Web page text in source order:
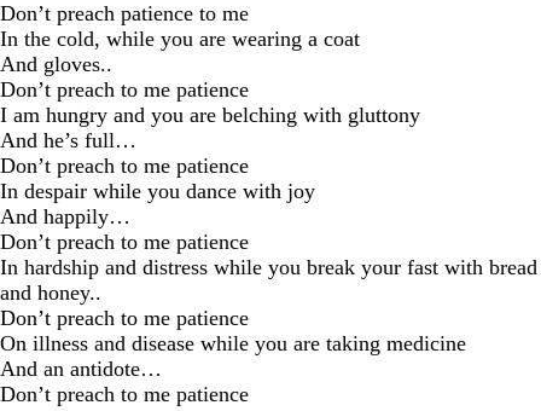
Don’t preach patience to me
In the cold, while you are wearing a coat
And gloves..
Don’t preach to me patience
I am hungry and you are belching with gluttony
And he’s full…
Don’t preach to me patience
In despair while you dance with joy
And happily…
Don’t preach to me patience
In hardship and distress while you break your fast with bread
and honey..
Don’t preach to me patience
On illness and disease while you are taking medicine
And an antidote…
Don’t preach to me patience